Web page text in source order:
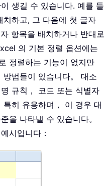
생길 수 있습니다. 예를 들
하고, 그 다음에 첫 글자
항목을 배치하거나 반대로
의 기본 정렬 옵션에는
정렬하는 기능이 없지만
법들이 있습니다。 대소
규칙， 코드 또는 식별자
히 유용하며， 이 경우 대
을 나타낼 수 있습니다。
시입니다：